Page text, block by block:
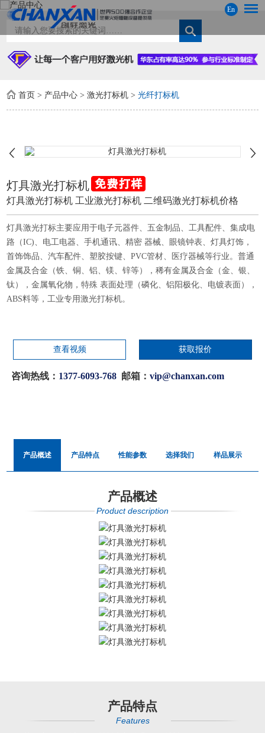
En
首页 > 产品中心 >激光打标机 >光纤打标机
灯具激光打标机
灯具激光打标机 工业激光打标机 二维码激光打标机价格
灯具激光打标主要应用于电子元器件、五金制品、工具配件、集成电
路（IC)、电工电器、手机通讯、精密 器械、眼镜钟表、灯具灯饰，
首饰饰品、汽车配件、塑胶按键、PVC管材、医疗器械等行业。普通
金属及合金（铁、铜、铝、镁、锌等），稀有金属及合金（金、银、
钛），金属氧化物，特殊 表面处理（磷化、铝阳极化、电镀表面），
ABS料等，工业专用激光打标机。
查看视频 获取报价
咨询热线： 1377-6093-768 邮箱：vip@chanxan.com
产品概述 产品特点 性能参数 选择我们 样品展示
产品概述
Product description
产品特点
Features